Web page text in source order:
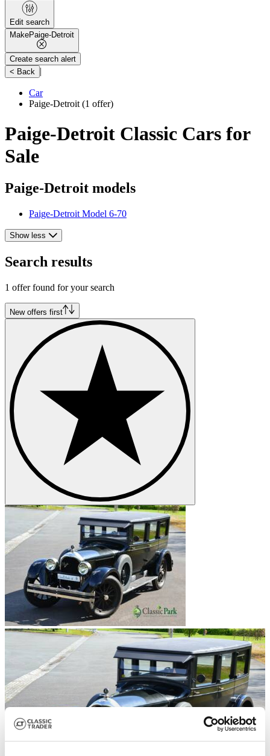
Edit search
MakePaige-Detroit
Create search alert
< Back |
Car
Paige-Detroit (1 offer)
Paige-Detroit Classic Cars for
Sale
Paige-Detroit models
Paige-Detroit Model 6-70
Show less
Search results
1 offer found for your search
New offers first